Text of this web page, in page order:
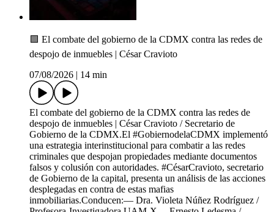
🟩 El combate del gobierno de la CDMX contra las redes de
despojo de inmuebles | César Cravioto
07/08/2026
14 min
El combate del gobierno de la CDMX contra las redes de
despojo de inmuebles | César Cravioto / Secretario de
Gobierno de la CDMX.El #GobiernodelaCDMX implementó
una estrategia interinstitucional para combatir a las redes
criminales que despojan propiedades mediante documentos
falsos y colusión con autoridades. #CésarCravioto, secretario
de Gobierno de la capital, presenta un análisis de las acciones
desplegadas en contra de estas mafias
inmobiliarias.Conducen:— Dra. Violeta Núñez Rodríguez /